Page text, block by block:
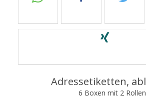
Adressetiketten,
6 Boxen mit 2 Rollen